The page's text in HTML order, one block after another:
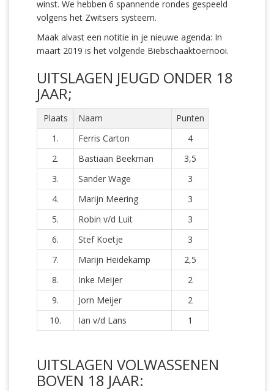
winst. We hebben 6 spannende rondes gespeeld
volgens het Zwitsers systeem.
Maak alvast een notitie in je nieuwe agenda: In
maart 2019 is het volgende Biebschaaktoernooi.
UITSLAGEN JEUGD ONDER 18
JAAR;
Plaats Naam
Punten
1.
Ferris Carton
4
2.
Bastiaan Beekman
3,5
3.
Sander Wage
3
4.
Marijn Meering
3
5.
Robin v/d Luit
3
6.
Stef Koetje
3
7.
Marijn Heidekamp
2,5
8.
Inke Meijer
2
9.
Jorn Meijer
2
10.
Ian v/d Lans 1
UITSLAGEN VOLWASSENEN
BOVEN 18 JAAR: